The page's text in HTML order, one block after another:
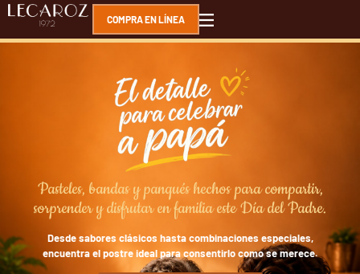
COMPRA EN LÍNEA
Pasteles, bandas y panqués hechos para compartir,
sorprender y disfrutar en familia este Día del Padre.
Desde sabores clásicos hasta combinaciones especiales,
encuentra el postre ideal para consentirlo como se merece.